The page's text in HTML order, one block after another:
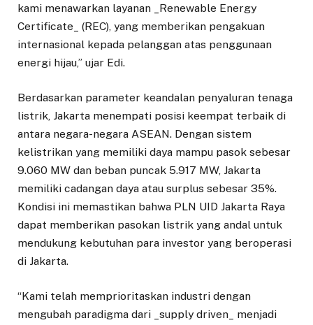
kami menawarkan layanan _Renewable Energy
Certificate_ (REC), yang memberikan pengakuan
internasional kepada pelanggan atas penggunaan
energi hijau,” ujar Edi.
Berdasarkan parameter keandalan penyaluran tenaga
listrik, Jakarta menempati posisi keempat terbaik di
antara negara-negara ASEAN. Dengan sistem
kelistrikan yang memiliki daya mampu pasok sebesar
9.060 MW dan beban puncak 5.917 MW, Jakarta
memiliki cadangan daya atau surplus sebesar 35%.
Kondisi ini memastikan bahwa PLN UID Jakarta Raya
dapat memberikan pasokan listrik yang andal untuk
mendukung kebutuhan para investor yang beroperasi
di Jakarta.
“Kami telah memprioritaskan industri dengan
mengubah paradigma dari _supply driven_ menjadi